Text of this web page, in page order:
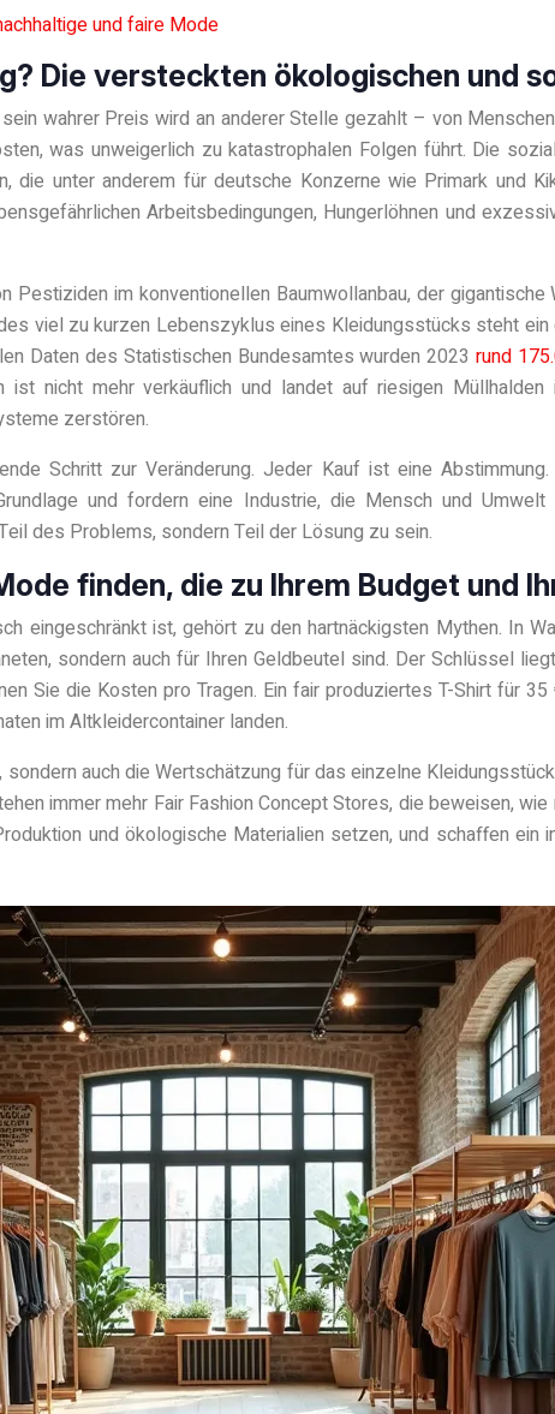
und faire Mode
Die versteckten ökologischen und
wahrer Preis wird an anderer Stelle gezahlt – von
was unweigerlich zu katastrophalen Folgen führt. Die
die unter anderem für deutsche Konzerne wie Primark und
Arbeitsbedingungen, Hungerlöhnen und
im konventionellen Baumwollanbau, der
viel zu kurzen Lebenszyklus eines Kleidungsstücks steht
Daten des Statistischen Bundesamtes wurden 2023rund
nicht mehr verkäuflich und landet auf riesigen
zerstören.
Schritt zur Veränderung. Jeder Kauf ist eine
und fordern eine Industrie, die Mensch und
des Problems, sondern Teil der Lösung zu sein.
finden, die zu Ihrem Budget und
eingeschränkt ist, gehört zu den hartnäckigsten Mythen. In
sondern auch für Ihren Geldbeutel sind. Der Schlüssel
Sie die Kosten pro Tragen. Ein fair produziertes T-Shirt für
im Altkleidercontainer landen.
auch die Wertschätzung für das einzelne
immer mehr Fair Fashion Concept Stores, die beweisen,
und ökologische Materialien setzen, und schaffen